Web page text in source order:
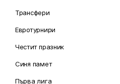
Трансфери
Евротурнири
Честит празник
Синя памет
Първа лига